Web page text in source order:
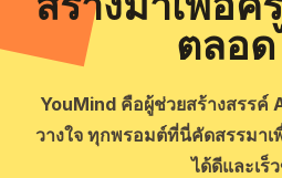
ตลอ
YouMind คือผู้ช่วยสร้างสรรค์
วางใจ ทุกพรอมต์ที่นี่คัดสรรมา
ได้ดีและเร็